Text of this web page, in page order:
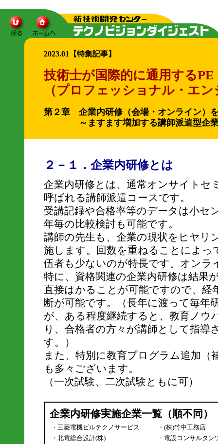
2023.01【特集記事】
技術士が国際的に通用するPE
（プロフェッショナル・エ
第２章 企業内研修（会場・オンライン）
～ますます増加する講師派遣型企業
２－１．企業内研修とは
企業内研修とは、通常オンサイト
呼ばれる講師派遣コースです。
受講記録や合格率等のデータは小セ
年毎の比較検討も可能です。
講師の先生も、企業の現状をヒヤリ
施します。回数を重ねることによ
伍者も少ないのが特長です。オンラ
特に、資格関連の企業内研修は結果
直接はかることが可能ですので、
断が可能です。（長年に渡って毎年
が、ある程度継続すると、教育ノウ
り、合格者の方々が講師として指
す。）
また、特別に教育プログラム追加（
も多々ございます。
（一次試験、二次試験ともに可）
企業内研修実施企業一覧（順不同）
・三菱電機ビルテクノサービス
・北電総合設計(株)
・(株)竹中工務店
・電設コンサルタン